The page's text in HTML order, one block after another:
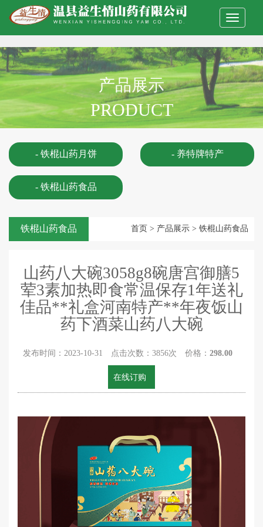
Toggle
产品展示
PRODUCT
- 铁棍山药月饼 - 养特牌特产
- 铁棍山药食品
铁棍山药食品 首页 > 产品展示 > 铁棍山药食品
山药八大碗3058g8碗唐宫御膳5
荤3素加热即食常温保存1年送礼
佳品**礼盒河南特产**年夜饭山
药下酒菜山药八大碗
发布时间：2023-10-31 点击次数：3856次 价格： 298.00
在线订购